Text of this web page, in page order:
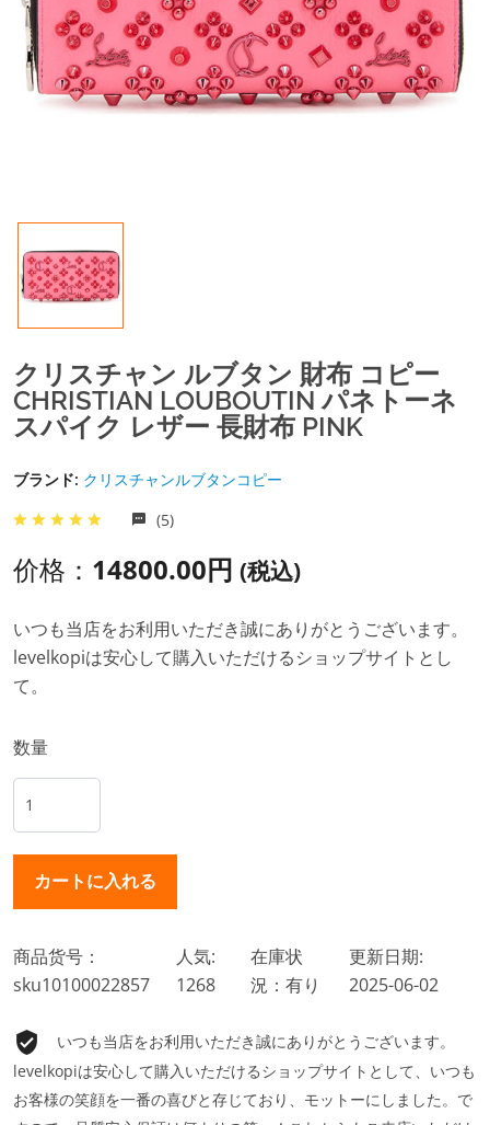
クリスチャン ルブタン 財布 コピー
CHRISTIAN LOUBOUTIN パネトーネ
スパイク レザー 長財布 PINK
ブランド: クリスチャンルブタンコピー
(5)
价格： 14800.00円 (税込)
いつも当店をお利用いただき誠にありがとうございます。
levelkopiは安心して購入いただけるショップサイトとし
て。
数量
商品货号：
sku10100022857
人気:
1268
在庫状
況：有り
更新日期:
2025-06-02
いつも当店をお利用いただき誠にありがとうございます。
levelkopiは安心して購入いただけるショップサイトとして、いつも
お客様の笑顔を一番の喜びと存じており、モットーにしました。で